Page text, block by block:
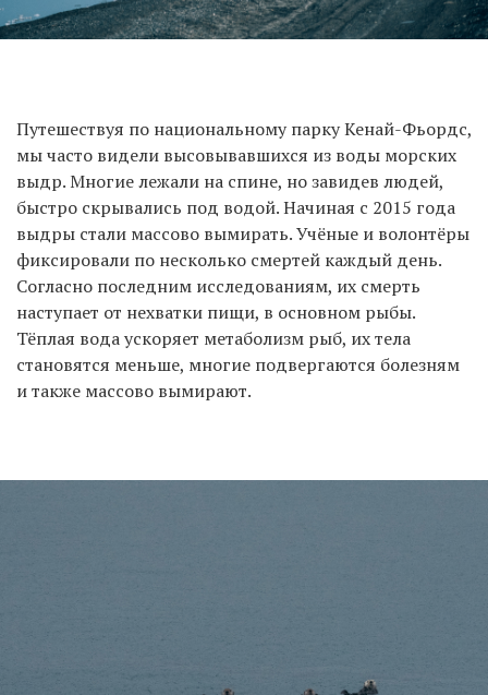
Путешествуя по национальному парку Кенай-Фьордс,
мы часто видели высовывавшихся из воды морских
выдр. Многие лежали на спине, но завидев людей,
быстро скрывались под водой. Начиная с 2015 года
выдры стали массово вымирать. Учёные и волонтёры
фиксировали по несколько смертей каждый день.
Согласно последним исследованиям, их смерть
наступает от нехватки пищи, в основном рыбы.
Тёплая вода ускоряет метаболизм рыб, их тела
становятся меньше, многие подвергаются болезням
и также массово вымирают.